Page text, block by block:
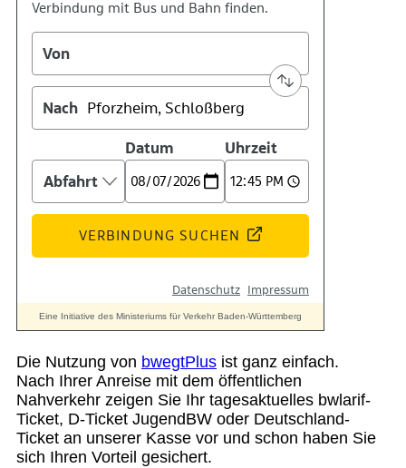
Verein
Suche
Menü Menü
Die Nutzung von bwegtPlus ist ganz einfach.
Nach Ihrer Anreise mit dem öffentlichen
Nahverkehr zeigen Sie Ihr tagesaktuelles bwlarif-
Ticket, D-Ticket JugendBW oder Deutschland-
Ticket an unserer Kasse vor und schon haben Sie
sich Ihren Vorteil gesichert.